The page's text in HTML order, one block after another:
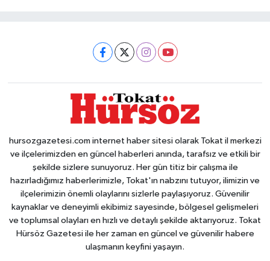
hursozgazetesi.com internet haber sitesi olarak Tokat il merkezi
ve ilçelerimizden en güncel haberleri anında, tarafsız ve etkili bir
şekilde sizlere sunuyoruz. Her gün titiz bir çalışma ile
hazırladığımız haberlerimizle, Tokat'ın nabzını tutuyor, ilimizin ve
ilçelerimizin önemli olaylarını sizlerle paylaşıyoruz. Güvenilir
kaynaklar ve deneyimli ekibimiz sayesinde, bölgesel gelişmeleri
ve toplumsal olayları en hızlı ve detaylı şekilde aktarıyoruz. Tokat
Hürsöz Gazetesi ile her zaman en güncel ve güvenilir habere
ulaşmanın keyfini yaşayın.